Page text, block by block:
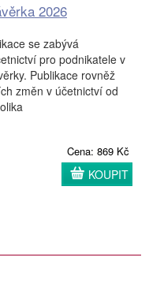
2026
se zabývá
pro podnikatele v
Publikace rovněž
změn v účetnictví od
Cena: 869 Kč
KOUPIT